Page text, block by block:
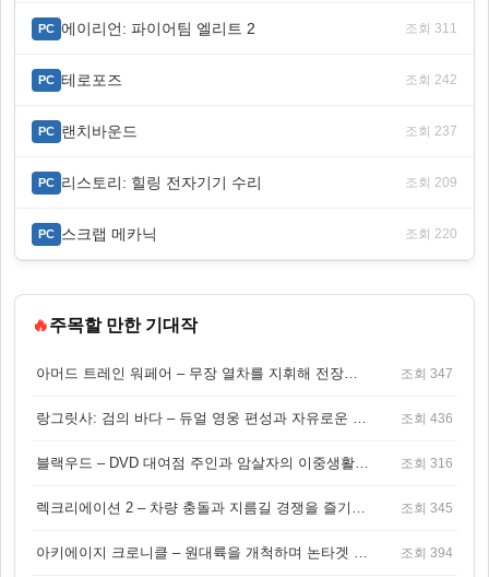
PC 에이리언: 파이어팀 엘리트 2 조회 311
PC 테로포즈 조회 242
PC 랜치바운드 조회 237
PC 리스토리: 힐링 전자기기 수리 조회 209
PC 스크랩 메카닉 조회 220
🔥주목할 만한 기대작
아머드 트레인 워페어 – 무장 열차를 지휘해 전장을 돌파하는 생존 전투 게임 조회 347
랑그릿사: 검의 바다 – 듀얼 영웅 편성과 자유로운 탐험을 결합한 판타지 전략 RPG 조회 436
블랙우드 – DVD 대여점 주인과 암살자의 이중생활을 그린 3인칭 액션 스릴러 게임 조회 316
렉크리에이션 2 – 차량 충돌과 지름길 경쟁을 즐기는 오픈월드 아케이드 레이싱 게임 조회 345
아키에이지 크로니클 – 원대륙을 개척하며 논타겟 전투를 즐기는 오픈월드 MMORPG 조회 394